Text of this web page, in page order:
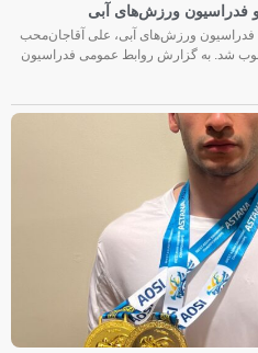
فدراسیون ورزش‌های آبی
ورزش‌های آبی، علی آقاجان‌محب
شد. به گزارش روابط عمومی فدراسیون